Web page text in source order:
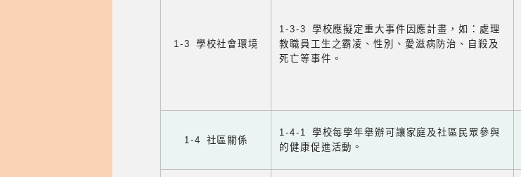
1-3 學校社會環境
1-3-3 學校應擬定重大事件因應計畫，如：處理
教職員工生之霸凌、性別、愛滋病防治、自殺及
死亡等事件。
1-4 社區關係
1-4-1 學校每學年舉辦可讓家庭及社區民眾參與
的健康促進活動。